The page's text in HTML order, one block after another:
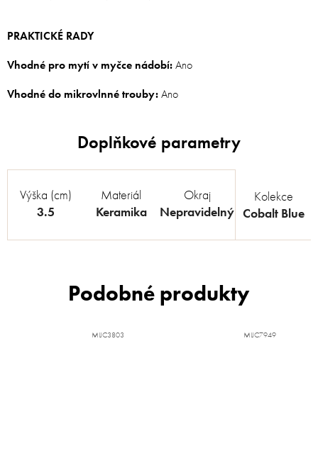
PRAKTICKÉ RADY
Vhodné pro mytí v myčce nádobí:Ano
Vhodné do mikrovlnné trouby:Ano
Výška (cm)
3.5
Materiál
Keramika
Okraj
Nepravidelný
Kolekce
Cobalt Blue
MIJC3803 MIJC7949